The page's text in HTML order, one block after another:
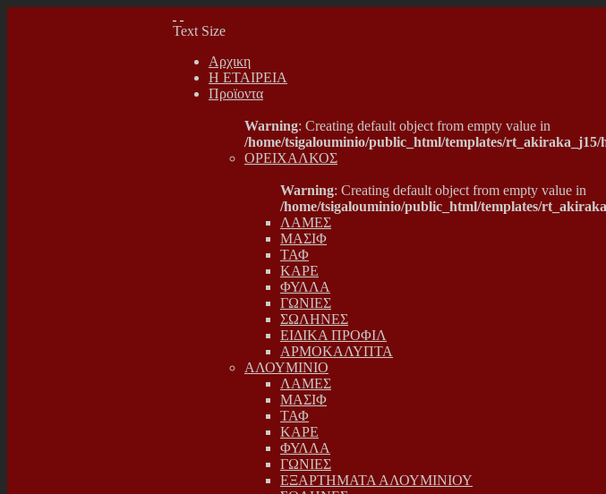
Text Size
Αρχικη
Η ΕΤΑΙΡΕΙΑ
Προϊοντα
Warning: Creating default object from empty value in
/home/tsigalouminio/public_html/templates/
ΟΡΕΙΧΑΛΚΟΣ
Warning: Creating default object from empty value in
/home/tsigalouminio/public_html/templates/
ΛΑΜΕΣ
ΜΑΣΙΦ
ΤΑΦ
ΚΑΡΕ
ΦΥΛΛΑ
ΓΩΝΙΕΣ
ΣΩΛΗΝΕΣ
ΕΙΔΙΚΑ ΠΡΟΦΙΛ
ΑΡΜΟΚΑΛΥΠΤΑ
ΑΛΟΥΜΙΝΙΟ
ΛΑΜΕΣ
ΜΑΣΙΦ
ΤΑΦ
ΚΑΡΕ
ΦΥΛΛΑ
ΓΩΝΙΕΣ
ΕΞΑΡΤΗΜΑΤΑ ΑΛΟΥΜΙΝΙΟΥ